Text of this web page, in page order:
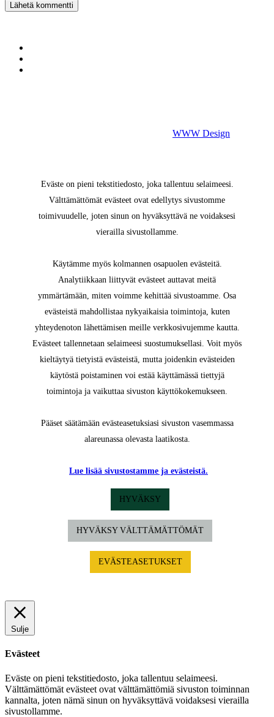
Lähetä kommentti
WWW Design
Eväste on pieni tekstitiedosto, joka tallentuu selaimeesi.
Välttämättömät evästeet ovat edellytys sivustomme
toimivuudelle, joten sinun on hyväksyttävä ne voidaksesi
vierailla sivustollamme.
Käytämme myös kolmannen osapuolen evästeitä.
Analytiikkaan liittyvät evästeet auttavat meitä
ymmärtämään, miten voimme kehittää sivustoamme. Osa
evästeistä mahdollistaa nykyaikaisia toimintoja, kuten
yhteydenoton lähettämisen meille verkkosivujemme kautta.
Evästeet tallennetaan selaimeesi suostumuksellasi. Voit myös
kieltäytyä tietyistä evästeistä, mutta joidenkin evästeiden
käytöstä poistaminen voi estää käyttämässä tiettyjä
toimintoja ja vaikuttaa sivuston käyttökokemukseen.
Pääset säätämään evästeasetuksiasi sivuston vasemmassa
alareunassa olevasta laatikosta.
Lue lisää sivustostamme ja evästeistä.
HYVÄKSY
HYVÄKSY VÄLTTÄMÄTTÖMÄT
EVÄSTEASETUKSET
Sulje
Evästeet
Eväste on pieni tekstitiedosto, joka tallentuu selaimeesi.
Välttämättömät evästeet ovat välttämättömiä sivuston toiminnan
kannalta, joten nämä sinun on hyväksyttävä voidaksesi vierailla
sivustollamme.